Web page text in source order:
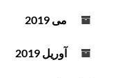
می 2019
آوریل 2019